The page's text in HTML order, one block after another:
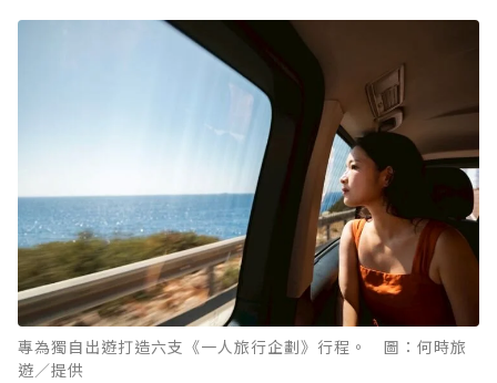
專為獨自出遊打造六支《一人旅行企劃》行程。 圖：何時旅
遊／提供